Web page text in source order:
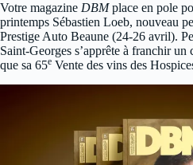
Votre magazine DBMplace en pole
printemps Sébastien Loeb, nouveau
Prestige Auto Beaune (24-26 avril).
Saint-Georges s’apprête à franchir
que sa 65e Vente des vins des